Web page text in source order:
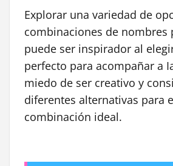
Explorar una variedad de
combinaciones de nombres
puede ser inspirador al
perfecto para acompañar a
miedo de ser creativo y
diferentes alternativas para
combinación ideal.